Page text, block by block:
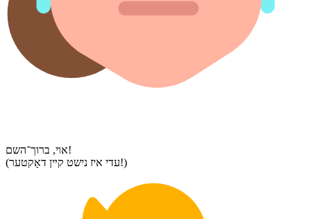
אױ, ברוך־השם!
(עדי איז נישט קײן דאָקטער!)